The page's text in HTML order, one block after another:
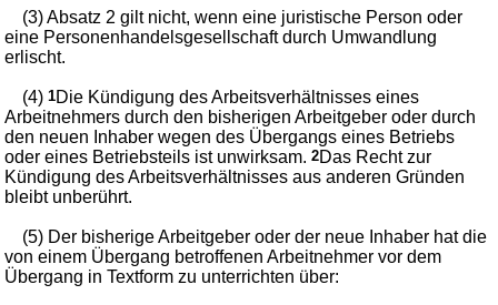
(3) Absatz 2 gilt nicht, wenn eine juristische Person oder
eine Personenhandelsgesellschaft durch Umwandlung
erlischt.
(4)1Die Kündigung des Arbeitsverhältnisses eines
Arbeitnehmers durch den bisherigen Arbeitgeber oder durch
den neuen Inhaber wegen des Übergangs eines Betriebs
oder eines Betriebsteils ist unwirksam.2Das Recht zur
Kündigung des Arbeitsverhältnisses aus anderen Gründen
bleibt unberührt.
(5) Der bisherige Arbeitgeber oder der neue Inhaber hat die
von einem Übergang betroffenen Arbeitnehmer vor dem
Übergang in Textform zu unterrichten über: